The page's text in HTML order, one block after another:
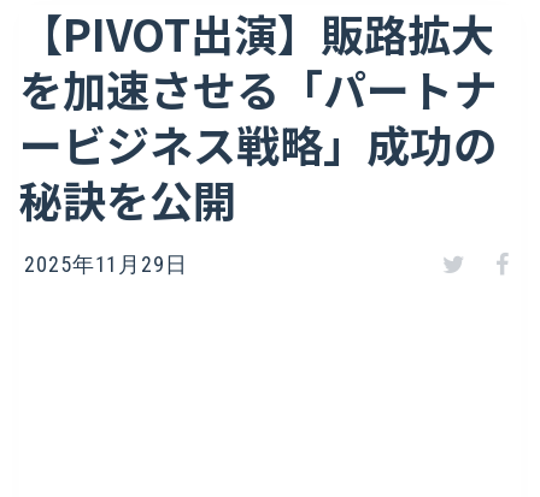
【PIVOT出演】販路拡大
を加速させる「パートナ
ービジネス戦略」成功の
秘訣を公開
2025年11月29日